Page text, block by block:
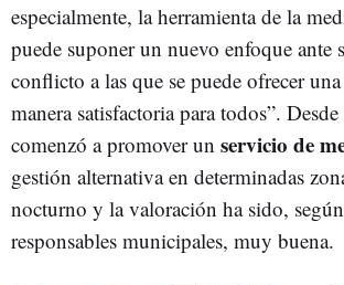
especialmente, la herramienta de la
puede suponer un nuevo enfoque ante
conflicto a las que se puede ofrecer una
manera satisfactoria para todos”. Desde
comenzó a promover un servicio de
gestión alternativa en determinadas
nocturno y la valoración ha sido,
responsables municipales, muy buena.